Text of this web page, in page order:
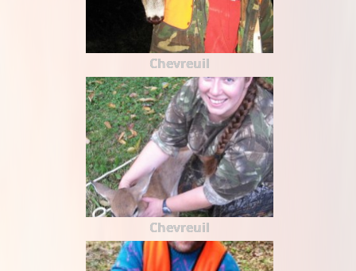
Chevreuil
Chevreuil